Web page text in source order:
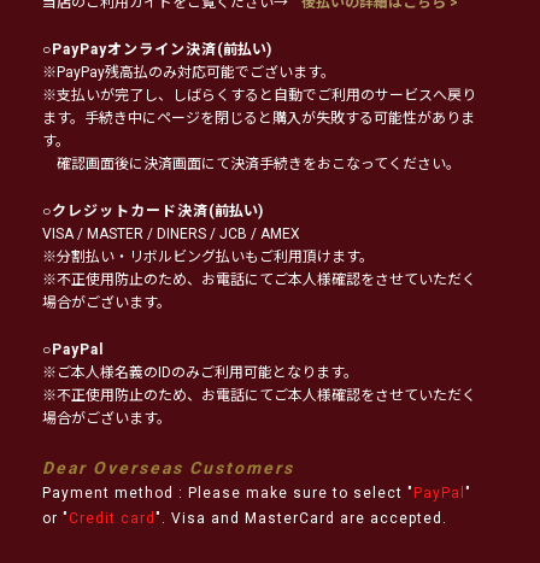
○PayPayオンライン決済(前払い)
※PayPay残高払のみ対応可能でございます。
※支払いが完了し、しばらくすると自動でご利用のサービスへ戻り
ます。手続き中にページを閉じると購入が失敗する可能性がありま
す。
確認画面後に決済画面にて決済手続きをおこなってください。
○クレジットカード決済(前払い)
VISA / MASTER / DINERS / JCB / AMEX
※分割払い・リボルビング払いもご利用頂けます。
※不正使用防止のため、お電話にてご本人様確認をさせていただく
場合がございます。
○PayPal
※ご本人様名義のIDのみご利用可能となります。
※不正使用防止のため、お電話にてご本人様確認をさせていただく
場合がございます。
Dear Overseas Customers
Payment method : Please make sure to select " PayPal "
or " Credit card ". Visa and MasterCard are accepted.